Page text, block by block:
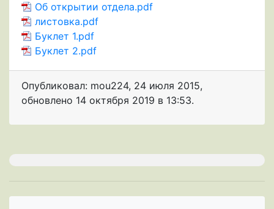
Об открытии отдела.pdf
листовка.pdf
Буклет 1.pdf
Буклет 2.pdf
Опубликовал: mou224, 24 июля 2015,
обновлено 14 октября 2019 в 13:53.